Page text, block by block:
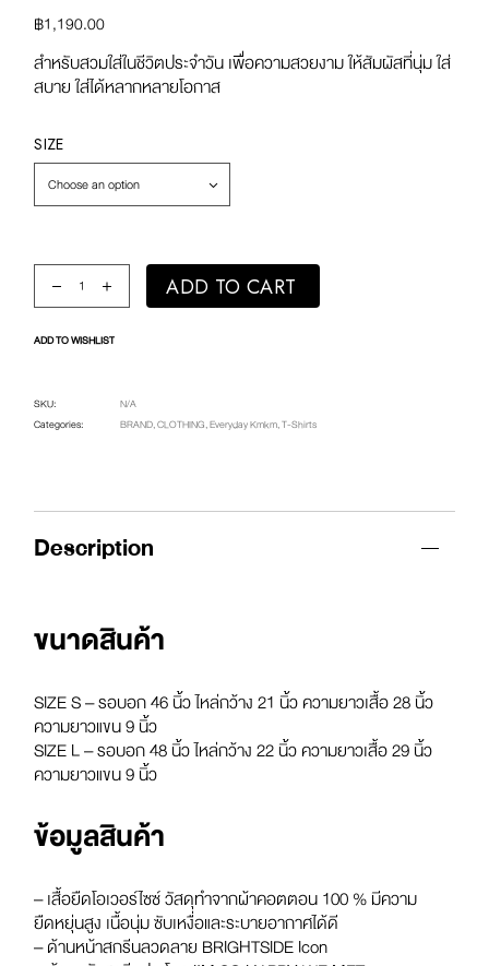
฿1,190.00
สำหรับสวมใส่ในชีวิตประจำวัน เพื่อความสวยงาม ให้สัมผัสที่นุ่ม ใส่
สบาย ใส่ได้หลากหลายโอกาส
SIZE
Choose an option
Everyday Oversized Tee / I’M SO HAPPY WE MET quantity
ADD TO CART
ADD TO WISHLIST
SKU:
N/A
Categories:
BRAND,CLOTHING,Everyday Kmkm,T-Shirts
Description
ขนาดสินค้า
SIZE S – รอบอก 46 นิ้ว ไหล่กว้าง 21 นิ้ว ความยาวเสื้อ 28 นิ้ว
ความยาวแขน 9 นิ้ว
SIZE L – รอบอก 48 นิ้ว ไหล่กว้าง 22 นิ้ว ความยาวเสื้อ 29 นิ้ว
ความยาวแขน 9 นิ้ว
ข้อมูลสินค้า
– เสื้อยืดโอเวอร์ไซซ์ วัสดุทำจากผ้าคอตตอน 100 % มีความ
ยืดหยุ่นสูง เนื้อนุ่ม ซับเหงื่อและระบายอากาศได้ดี
– ด้านหน้าสกรีนลวดลาย BRIGHTSIDE Icon